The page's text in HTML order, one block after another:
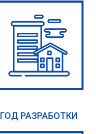
ГОД РАЗРАБОТКИ